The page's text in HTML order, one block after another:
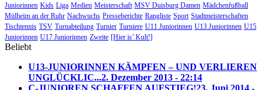
Juniorinnen Kids Liga Medien Meisterschaft MSV Duisburg Damen Mädchenfußball
Mülheim an der Ruhr Nachwuchs Presseberichte Rangliste Sport Stadtmeisterschaften
Tischtennis TSV Turnabteilung Turnier Turniere U11 Juniorinnen U13 Juniorinnen U15
Juniorinnen U17 Juniorinnen Zweite [Hier is’ Kult!]
Beliebt
U13-JUNIORINNEN KÄMPFEN – UND VERLIEREN
UNGLÜCKLIC...2. Dezember 2013 - 22:14
C-JUNIOREN SCHAFFEN AUFSTIEG!23. Juni 2014 -